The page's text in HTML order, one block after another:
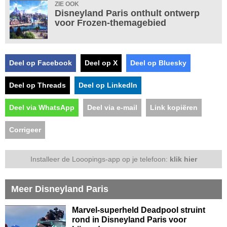
ZIE OOK
Disneyland Paris onthult ontwerp
voor Frozen-themagebied
Deel op Facebook Deel op X Deel op Bluesky
Deel op Threads Deel op LinkedIn
Deel via WhatsApp Deel via e-mail Link kopiëren
Corrigeer
Installeer de Looopings-app op je telefoon: klik hier
Meer Disneyland Paris
Marvel-superheld Deadpool struint
rond in Disneyland Paris voor